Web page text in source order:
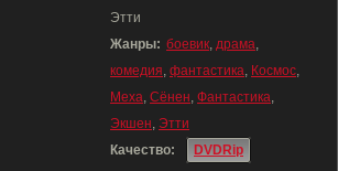
Этти
Жанры: боевик, драма,
комедия, фантастика, Космос,
Меха, Сёнен, Фантастика,
Экшен, Этти
Качество:
DVDRip